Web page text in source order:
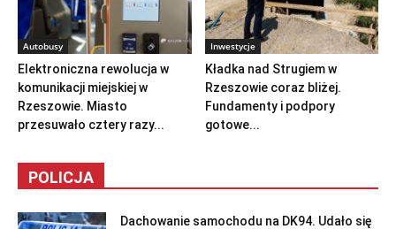
Autobusy
Elektroniczna rewolucja w
komunikacji miejskiej w
Rzeszowie. Miasto
przesuwało cztery razy...
Inwestycje
Kładka nad Strugiem w
Rzeszowie coraz bliżej.
Fundamenty i podpory
gotowe...
POLICJA
Dachowanie samochodu na DK94. Udało się